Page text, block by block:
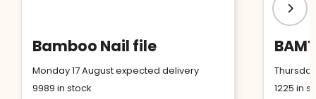
Bamboo Nail file
Monday 17 August expected delivery
9989 in stock
1225 in